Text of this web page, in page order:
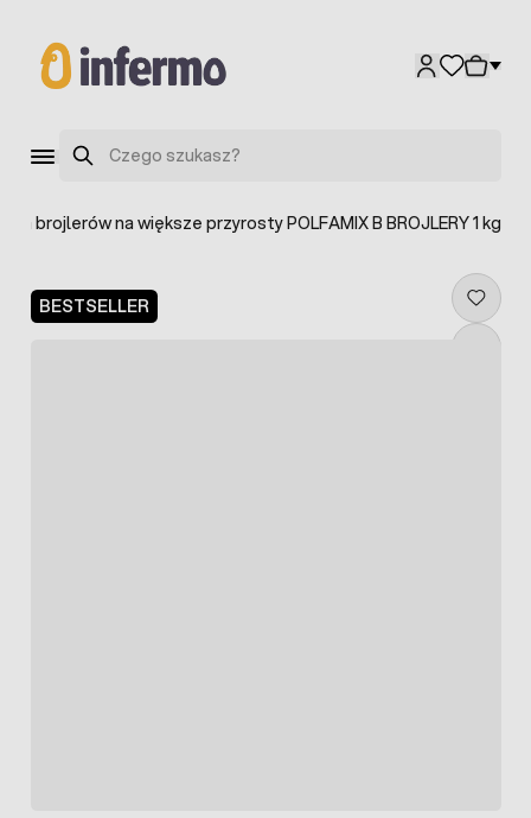
Szukaj
brojlerów na większe przyrosty POLFAMIX B BROJLERY 1 kg
BESTSELLER